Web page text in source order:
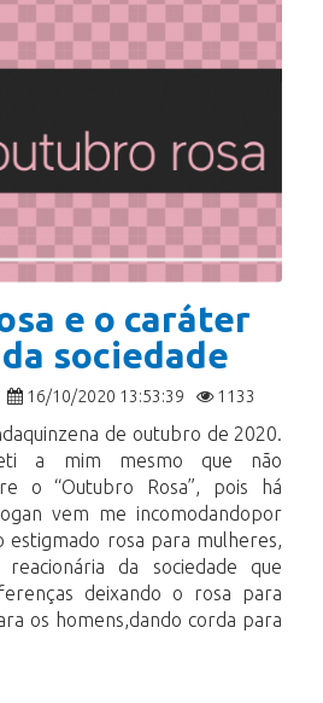
e o caráter
sociedade
16/10/2020 13:53:39 1133
de outubro de 2020.
a mim mesmo que não
o “Outubro Rosa”, pois há
vem me incomodandopor
estigmado rosa para mulheres,
da sociedade que
deixando o rosa para
os homens,dando corda para